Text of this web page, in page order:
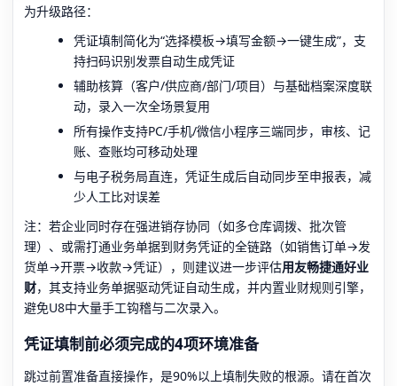
为升级路径：
凭证填制简化为“选择模板→填写金额→一键生成”，支
持扫码识别发票自动生成凭证
辅助核算（客户/供应商/部门/项目）与基础档案深度联
动，录入一次全场景复用
所有操作支持PC/手机/微信小程序三端同步，审核、记
账、查账均可移动处理
与电子税务局直连，凭证生成后自动同步至申报表，减
少人工比对误差
注：若企业同时存在强进销存协同（如多仓库调拨、批次管
理）、或需打通业务单据到财务凭证的全链路（如销售订单→发
货单→开票→收款→凭证），则建议进一步评估用友畅捷通好业
财，其支持业务单据驱动凭证自动生成，并内置业财规则引擎，
避免U8中大量手工钩稽与二次录入。
凭证填制前必须完成的4项环境准备
跳过前置准备直接操作，是90%以上填制失败的根源。请在首次